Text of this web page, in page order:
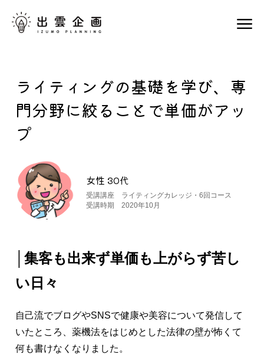
ライティングの基礎を学び、専
門分野に絞ることで単価がアッ
プ
女性 30代
受講講座 ライティングカレッジ・6回コース
受講時期 2020年10月
│集客も出来ず単価も上がらず苦し
い日々
自己流でブログやSNSで健康や美容について発信して
いたところ、薬機法をはじめとした法律の壁が怖くて
何も書けなくなりました。